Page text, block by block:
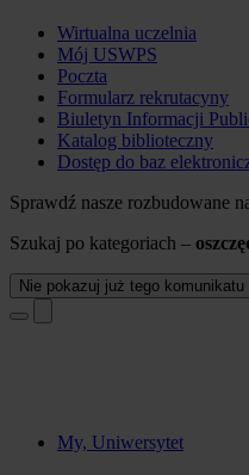
Wirtualna uczelnia
Mój USWPS
Poczta
Formularz rekrutacyny
Biuletyn Informacji
Katalog biblioteczny
Dostęp do baz
Sprawdź nasze rozbudowane
Szukaj po kategoriach –
Nie pokazuj już tego komunikatu
My, Uniwersytet